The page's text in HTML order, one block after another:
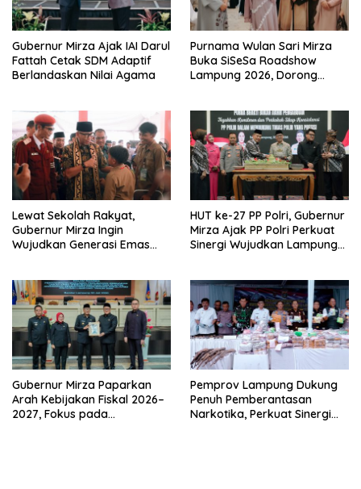
Gubernur Mirza Ajak IAI Darul
Fattah Cetak SDM Adaptif
Berlandaskan Nilai Agama
Purnama Wulan Sari Mirza
Buka SiSeSa Roadshow
Lampung 2026, Dorong
Lewat Sekolah Rakyat,
Gubernur Mirza Ingin
Wujudkan Generasi Emas
HUT ke-27 PP Polri, Gubernur
Mirza Ajak PP Polri Perkuat
Sinergi Wujudkan Lampung
Gubernur Mirza Paparkan
Arah Kebijakan Fiskal 2026–
2027, Fokus pada
Pemprov Lampung Dukung
Penuh Pemberantasan
Narkotika, Perkuat Sinergi